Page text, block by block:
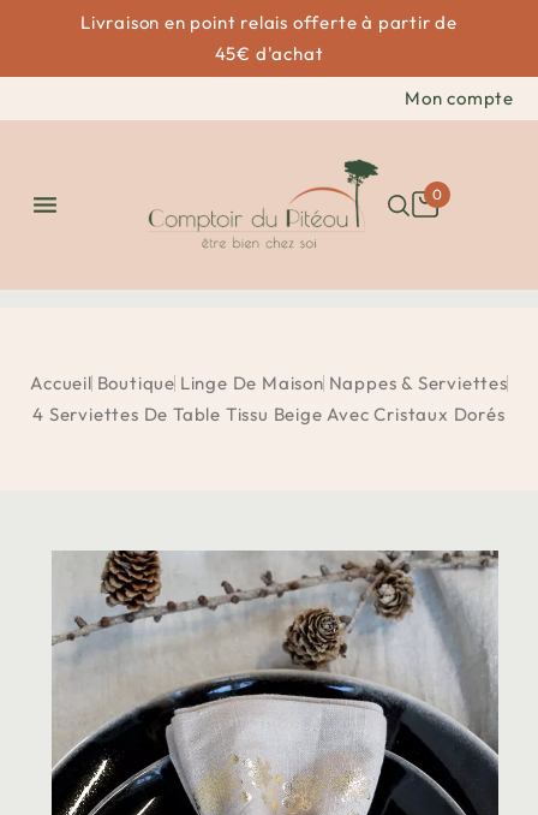
Livraison en point relais offerte à partir de
45€ d'achat
Mon compte
 0
Accueil Boutique Linge De Maison Nappes & Serviettes
4 Serviettes De Table Tissu Beige Avec Cristaux Dorés